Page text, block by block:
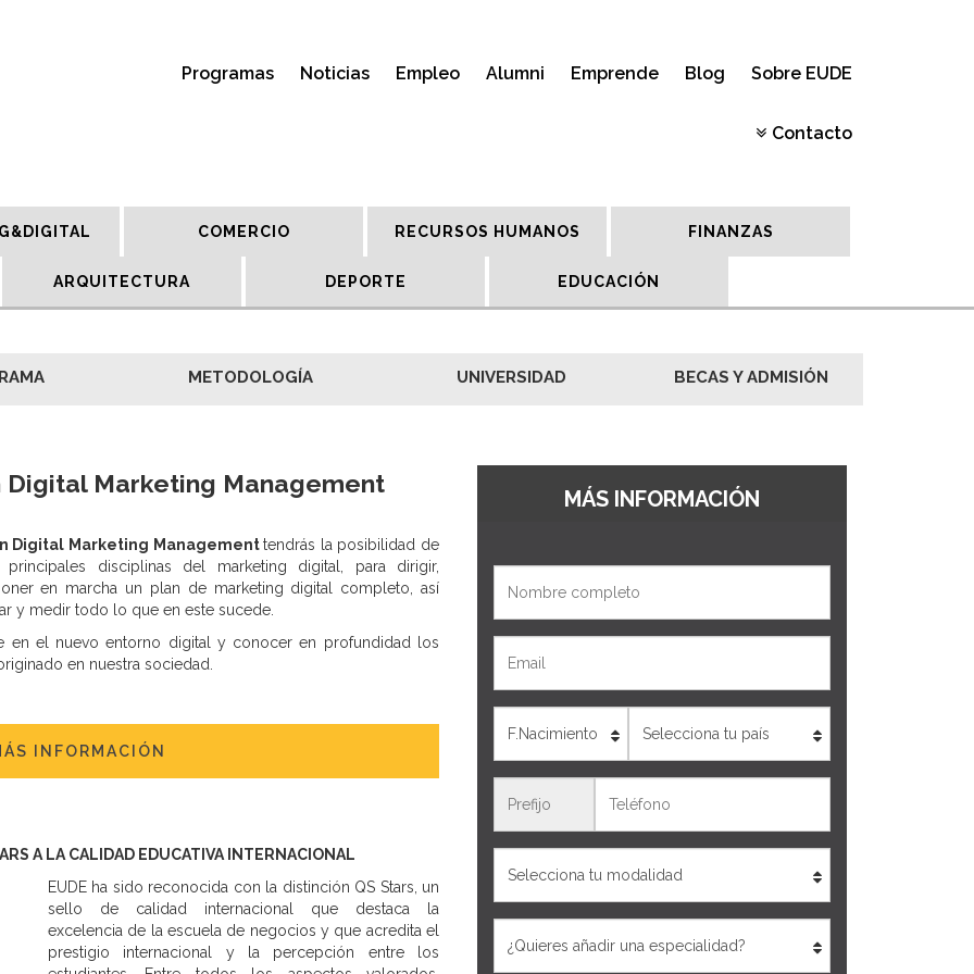
Programas Noticias Empleo Alumni Emprende Blog Sobre EUDE
Contacto
COMERCIO RECURSOS HUMANOS FINANZAS
ARQUITECTURA DEPORTE EDUCACIÓN
METODOLOGÍA UNIVERSIDAD BECAS Y ADMISIÓN
Digital Marketing Management
Digital Marketing Managementtendrás la posibilidad de
disciplinas del marketing digital, para dirigir,
en marcha un plan de marketing digital completo, así
y medir todo lo que en este sucede.
en el nuevo entorno digital y conocer en profundidad los
en nuestra sociedad.
INFORMACIÓN
A LA CALIDAD EDUCATIVA INTERNACIONAL
EUDE ha sido reconocida con la distinción QS Stars, un
sello de calidad internacional que destaca la
excelencia de la escuela de negocios y que acredita el
prestigio internacional y la percepción entre los
MÁS INFORMACIÓN